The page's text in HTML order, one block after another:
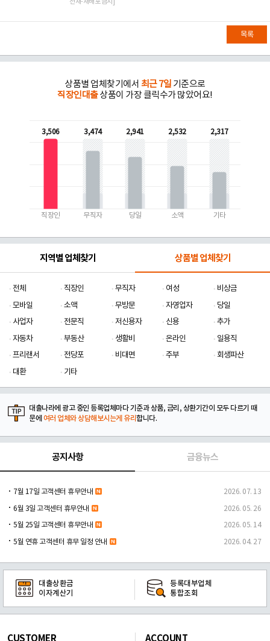
목록
상품별 업체찾기에서 최근 7일 기준으로
직장인대출상품이 가장 클릭수가 많았어요!
3,506
직장인
3,474
무직자
2,941
당일
2,532
소액
2,317
기타
지역별 업체찾기 상품별 업체찾기
전체 직장인 무직자 여성
비상금
모바일
소액 무방문 자영업자
당일
사업자
전문직 저신용자 신용
추가
자동차
부동산 생활비 온라인
일용직
프리랜서
전당포 비대면 주부
회생파산
대환
기타
대출나라에 광고 중인 등록업체마다 기준과 상품, 금리, 상환기간이 모두 다르기 때
문에 여러 업체와 상담해보시는게 유리합니다.
공지사항 금융뉴스
7월 17일 고객센터 휴무안내 2026. 07. 13
6월 3일 고객센터 휴무안내 2026. 05. 26
5월 25일 고객센터 휴무안내 2026. 05. 14
5월 연휴 고객센터 휴무 일정 안내 2026. 04. 27
대출상환금
이자계산기
등록대부업체
통합조회
CUSTOMER ACCOUNT